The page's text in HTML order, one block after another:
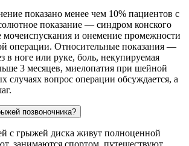
показано менее чем 10% пациентов с
показание — синдром конского
мочеиспускания и онемение промежности
операции. Относительные показания —
в ноге или руке, боль, некупируемая
3 месяцев, миелопатия при шейной
случаях вопрос операции обсуждается, а
позвоночника?
с грыжей диска живут полноценной
занимаются спортом, путешествуют.